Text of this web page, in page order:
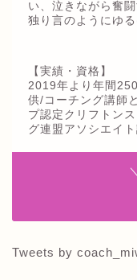
い、泣きながら奮
独り言のようにゆ
【実績・資格】
2019年より年間
供/コーチング講師
プ認定クリフトン
グ連盟アソシエイ
Tweets by